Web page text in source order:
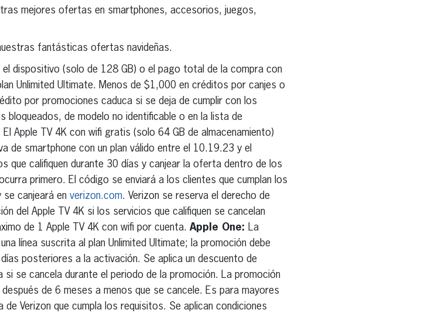
mejores ofertas en smartphones, accesorios, juegos,
fantásticas ofertas navideñas.
dispositivo (solo de 128 GB) o el pago total de la compra con
Unlimited Ultimate. Menos de $1,000 en créditos por canjes o
por promociones caduca si se deja de cumplir con los
bloqueados, de modelo no identificable o en la lista de
El Apple TV 4K con wifi gratis (solo 64 GB de almacenamiento)
de smartphone con un plan válido entre el 10.19.23 y el
que califiquen durante 30 días y canjear la oferta dentro de los
primero. El código se enviará a los clientes que cumplan los
canjeará en verizon.com. Verizon se reserva el derecho de
del Apple TV 4K si los servicios que califiquen se cancelan
de 1 Apple TV 4K con wifi por cuenta. Apple One: La
línea suscrita al plan Unlimited Ultimate; la promoción debe
posteriores a la activación. Se aplica un descuento de
se cancela durante el periodo de la promoción. La promoción
de 6 meses a menos que se cancele. Es para mayores
Verizon que cumpla los requisitos. Se aplican condiciones